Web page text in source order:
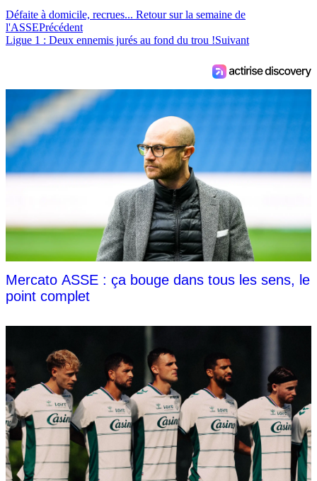
Défaite à domicile, recrues... Retour sur la semaine de
l'ASSEPrécédent
Ligue 1 : Deux ennemis jurés au fond du trou !Suivant
Mercato ASSE : ça bouge dans tous les sens, le
point complet